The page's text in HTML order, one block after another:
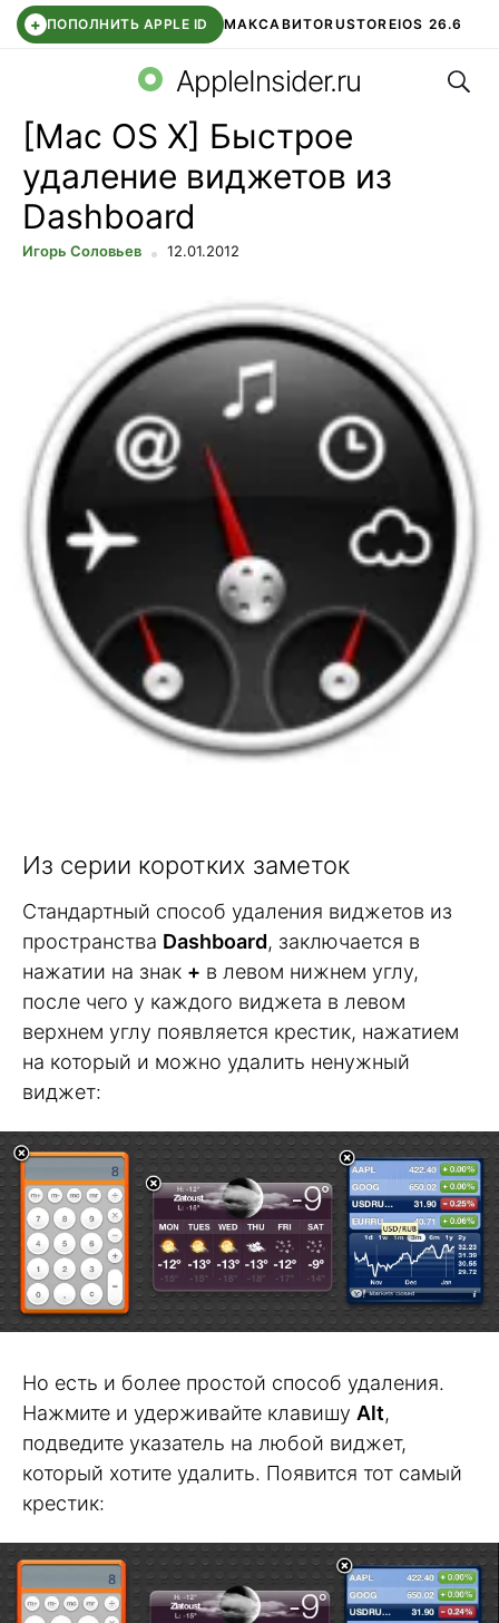
+ ПОПОЛНИТЬ APPLE ID МАКСАВИТОRUSTOREIOS 26.6
СБЕР КИДС ВТБ ОНЛАЙН ЧАТ В ROBLOX
AppleInsider.ru
[Mac OS X] Быстрое
удаление виджетов из
Dashboard
Игорь Соловьев 12.01.2012
Из серии коротких заметок
Стандартный способ удаления виджетов из
пространства Dashboard, заключается в
нажатии на знак + в левом нижнем углу,
после чего у каждого виджета в левом
верхнем углу появляется крестик, нажатием
на который и можно удалить ненужный
виджет:
Но есть и более простой способ удаления.
Нажмите и удерживайте клавишу Alt,
подведите указатель на любой виджет,
который хотите удалить. Появится тот самый
крестик: